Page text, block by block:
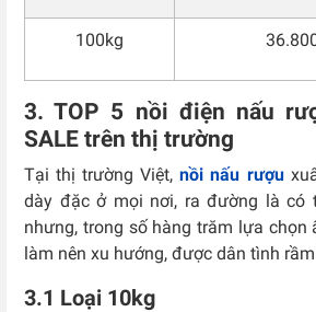
100kg
3. TOP 5 nồi điện nấu
SALE trên thị trường
Tại thị trường Việt,nồi nấu rượu
dày đặc ở mọi nơi, ra đường là có
nhưng, trong số hàng trăm lựa chọn
làm nên xu hướng, được dân tình
3.1 Loại 10kg